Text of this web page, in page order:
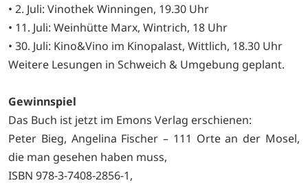
• 2. Juli: Vinothek Winningen, 19.30 Uhr
• 11. Juli: Weinhütte Marx, Wintrich, 18 Uhr
• 30. Juli: Kino&Vino im Kinopalast, Wittlich, 18.30 Uhr
Weitere Lesungen in Schweich & Umgebung geplant.
Gewinnspiel
Das Buch ist jetzt im Emons Verlag erschienen:
Peter Bieg, Angelina Fischer – 111 Orte an der Mosel,
die man gesehen haben muss,
ISBN 978-3-7408-2856-1,